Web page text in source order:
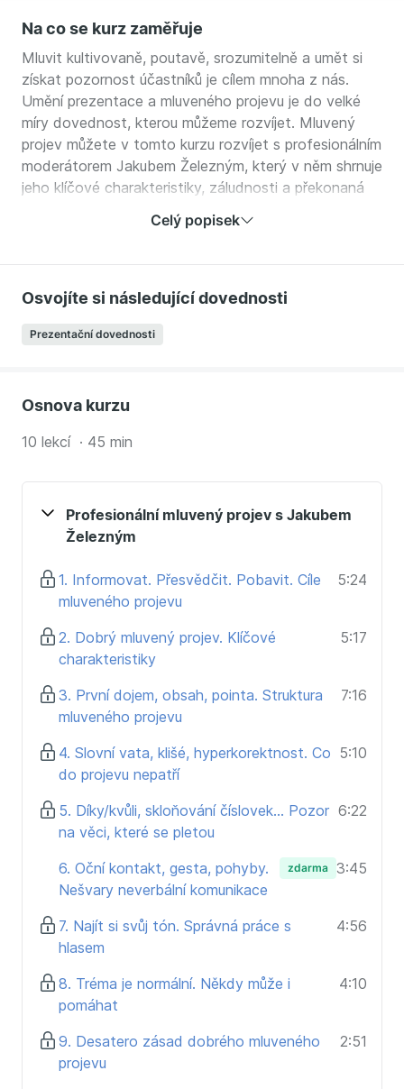
Na co se kurz zaměřuje
Mluvit kultivovaně, poutavě, srozumitelně a umět si
získat pozornost účastníků je cílem mnoha z nás.
Umění prezentace a mluveného projevu je do velké
míry dovednost, kterou můžeme rozvíjet. Mluvený
projev můžete v tomto kurzu rozvíjet s profesionálním
moderátorem Jakubem Železným, který v něm shrnuje
jeho klíčové charakteristiky, záludnosti a překonaná
klišé. Nečekejte, že vás během kurzu naučí hned
správně mluvit: Určitě se ale těšte na jeho zkušenosti
V kurzu se dozvíte:
Co je klíčové v mluveném projevu.
Čemu se vyhnout a jak zvládat neverbální
Jaké jsou časté chyby, které při mluveném projevu
Proč tréma nemusí být nepřítel a jak s ní pracovat.
Kurz je určený všem, kteří:
přehled prezentačních dovedností
Vystupují již na veřejnosti a chtějí zlepšit svůj
Se chtějí inspirovat zkušenostmi profesionálního
moderátora.
Celý popisek
Osvojíte si následující dovednosti
Prezentační dovednosti
Osnova kurzu
10 lekcí · 45 min
Profesionální mluvený projev s Jakubem
Železným
1. Informovat. Přesvědčit. Pobavit. Cíle
mluveného projevu
5:24
2. Dobrý mluvený projev. Klíčové
charakteristiky
5:17
3. První dojem, obsah, pointa. Struktura
mluveného projevu
7:16
4. Slovní vata, klišé, hyperkorektnost. Co
do projevu nepatří
5:10
5. Díky/kvůli, skloňování číslovek... Pozor
na věci, které se pletou
6:22
6. Oční kontakt, gesta, pohyby.
Nešvary neverbální komunikace
zdarma 3:45
7. Najít si svůj tón. Správná práce s
hlasem
4:56
8. Tréma je normální. Někdy může i
pomáhat
4:10
9. Desatero zásad dobrého mluveného
projevu
2:51